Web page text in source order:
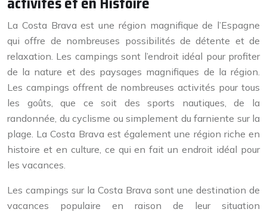
La Costa Brava est une région magnifique de l’Espagne
qui offre de nombreuses possibilités de détente et de
relaxation. Les campings sont l’endroit idéal pour profiter
de la nature et des paysages magnifiques de la région.
Les campings offrent de nombreuses activités pour tous
les goûts, que ce soit des sports nautiques, de la
randonnée, du cyclisme ou simplement du farniente sur la
plage. La Costa Brava est également une région riche en
histoire et en culture, ce qui en fait un endroit idéal pour
les vacances.
Les campings sur la Costa Brava sont une destination de
vacances populaire en raison de leur situation